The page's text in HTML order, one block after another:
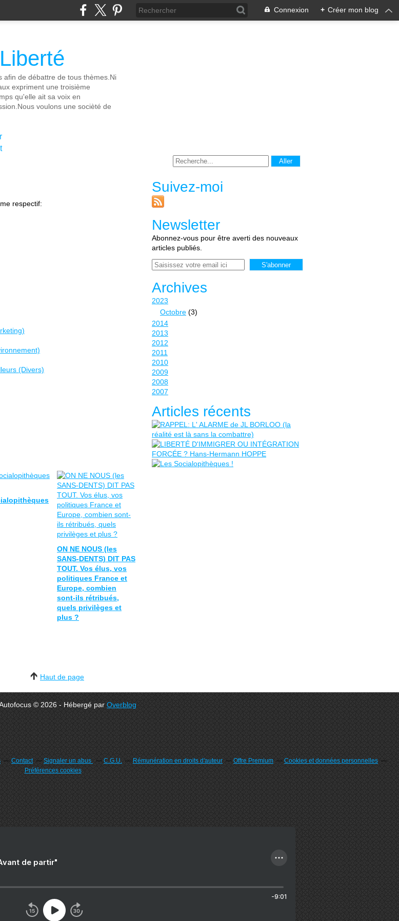
Connexion + Créer mon blog
afin de débattre de tous thèmes.Ni
expriment une troisième
qu'elle ait sa voix en
voulons une socièté de
respectif:
(Divers)
ON NE NOUS (les
SANS-DENTS) DIT PAS
TOUT. Vos élus, vos
politiques France et
Europe, combien
sont-ils rétribués,
quels privilèges et
plus ?
Suivez-moi
Newsletter
Abonnez-vous pour être averti des nouveaux
articles publiés.
Email
Archives
2023
Octobre (3)
2014
2013
2012
2011
2010
2009
2008
2007
Articles récents
Haut de page
© 2026 - Hébergé parOverblog
Contact Signaler un abus C.G.U. Rémunération en droits d'auteur Offre Premium
Cookies et données personnelles
Préférences cookies
de partir"
-9:01